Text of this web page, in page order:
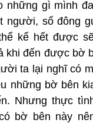
những gì mình
người, số đông
kể hết được
khi đến được bờ
ta lại nghĩ có
những bờ bên
Nhưng thực
bờ bên này